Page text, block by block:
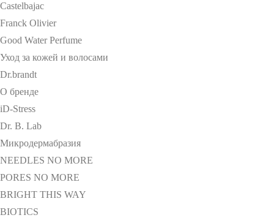
Castelbajac
Franck Olivier
Good Water Perfume
Уход за кожей и волосами
Dr.brandt
О бренде
iD-Stress
Dr. B. Lab
Микродермабразия
NEEDLES NO MORE
PORES NO MORE
BRIGHT THIS WAY
BIOTICS